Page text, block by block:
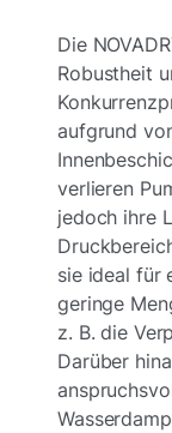
Die
Robustheit
aufgrund
verlieren
jedoch ihre
sie ideal für
geringe
z. B. die
Darüber